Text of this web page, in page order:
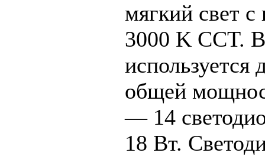
мягкий свет с
3000 K CCT.
используется
общей
— 14
18 Вт.